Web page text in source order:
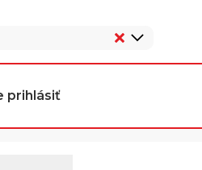
prihlásiť